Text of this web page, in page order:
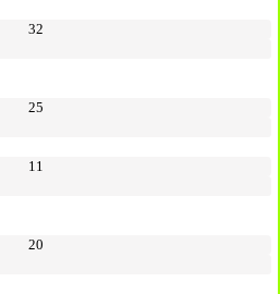
32
25
11
20